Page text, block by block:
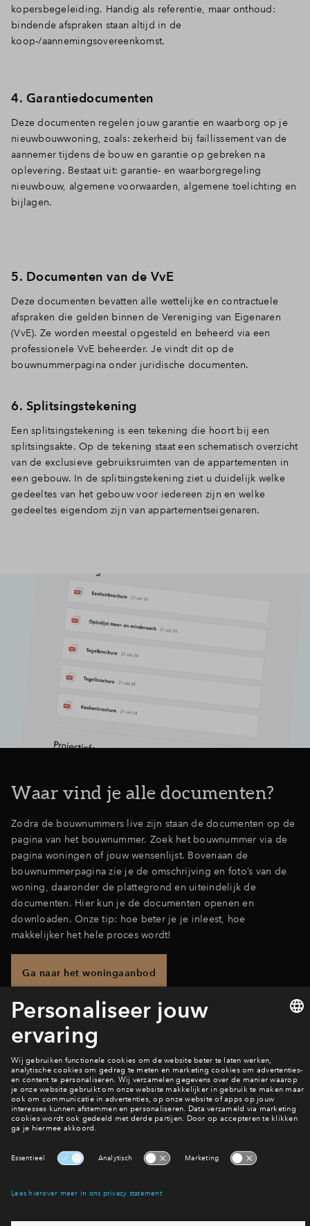
kopersbegeleiding. Handig als referentie, maar onthoud:
bindende afspraken staan altijd in de
koop-/aannemingsovereenkomst.
4. Garantiedocumenten
Deze documenten regelen jouw garantie en waarborg op je
nieuwbouwwoning, zoals: zekerheid bij faillissement van de
aannemer tijdens de bouw en garantie op gebreken na
oplevering. Bestaat uit: garantie- en waarborgregeling
nieuwbouw, algemene voorwaarden, algemene toelichting en
bijlagen.
5. Documenten van de VvE
Deze documenten bevatten alle wettelijke en contractuele
afspraken die gelden binnen de Vereniging van Eigenaren
(VvE). Ze worden meestal opgesteld en beheerd via een
professionele VvE beheerder. Je vindt dit op de
bouwnummerpagina onder juridische documenten.
6. Splitsingstekening
Een splitsingstekening is een tekening die hoort bij een
splitsingsakte. Op de tekening staat een schematisch overzicht
van de exclusieve gebruiksruimten van de appartementen in
een gebouw. In de splitsingstekening ziet u duidelijk welke
gedeeltes van het gebouw voor iedereen zijn en welke
gedeeltes eigendom zijn van appartementseigenaren.
Waar vind je alle documenten?
Zodra de bouwnummers live zijn staan de documenten op de
pagina van het bouwnummer. Zoek het bouwnummer via de
pagina woningen of jouw wensenlijst. Bovenaan de
bouwnummerpagina zie je de omschrijving en foto’s van de
woning, daaronder de plattegrond en uiteindelijk de
documenten. Hier kun je de documenten openen en
downloaden. Onze tip: hoe beter je je inleest, hoe
makkelijker het hele proces wordt!
Ga naar het woningaanbod
Wil jij hier wonen?
Bekijk het woningaanbod
Interesse? Meld je dan snel aan
eventuele projecten
Ja, ik wil mij aanmelden